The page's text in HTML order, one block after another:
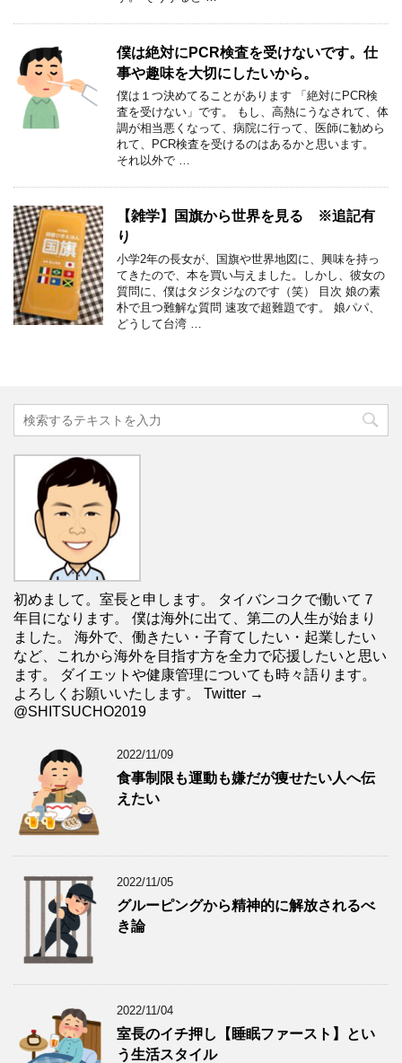
僕は絶対にPCR検査を受けないです。仕
事や趣味を大切にしたいから。
僕は１つ決めてることがあります 「絶対にPCR検
査を受けない」です。 もし、高熱にうなされて、体
調が相当悪くなって、病院に行って、医師に勧めら
れて、PCR検査を受けるのはあるかと思います。
それ以外で …
【雑学】国旗から世界を見る ※追記有
り
小学2年の長女が、国旗や世界地図に、興味を持っ
てきたので、本を買い与えました。しかし、彼女の
質問に、僕はタジタジなのです（笑） 目次 娘の素
朴で且つ難解な質問 速攻で超難題です。 娘パパ、
どうして台湾 …
初めまして。室長と申します。 タイバンコクで働いて７
年目になります。 僕は海外に出て、第二の人生が始まり
ました。 海外で、働きたい・子育てしたい・起業したい
など、これから海外を目指す方を全力で応援したいと思い
ます。 ダイエットや健康管理についても時々語ります。
よろしくお願いいたします。 Twitter →
@SHITSUCHO2019
2022/11/09
食事制限も運動も嫌だが痩せたい人へ伝
えたい
2022/11/05
グルーピングから精神的に解放されるべ
き論
2022/11/04
室長のイチ押し【睡眠ファースト】とい
う生活スタイル